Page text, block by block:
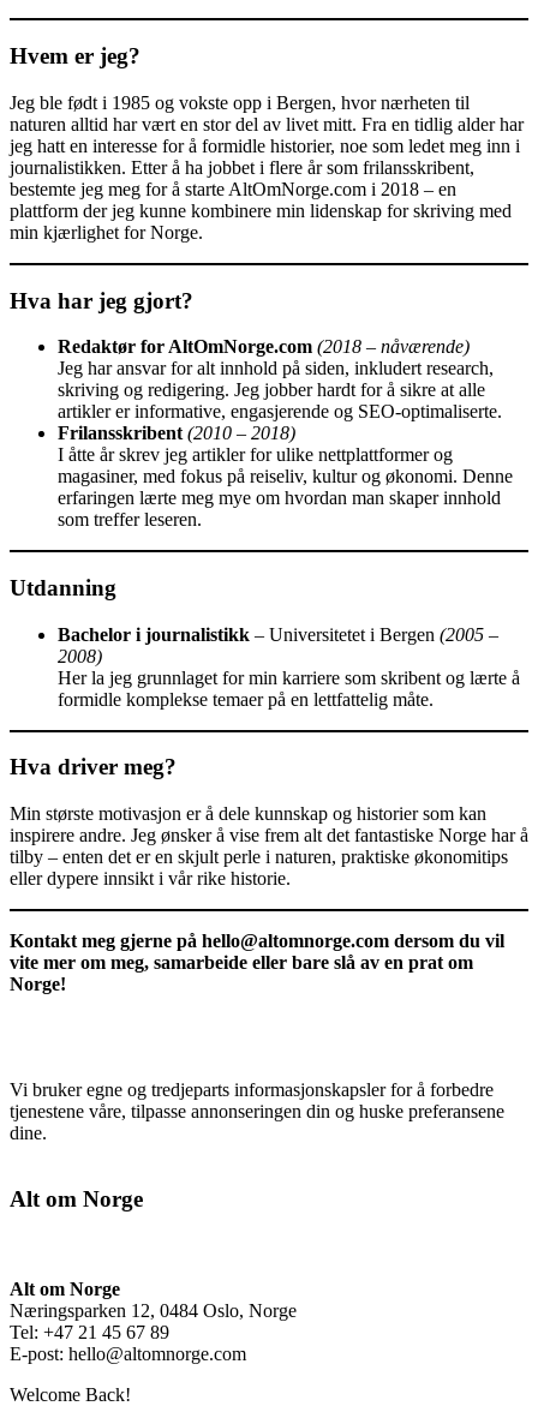
Hvem er jeg?
Jeg ble født i 1985 og vokste opp i Bergen, hvor nærheten til
naturen alltid har vært en stor del av livet mitt. Fra en tidlig alder har
jeg hatt en interesse for å formidle historier, noe som ledet meg inn i
journalistikken. Etter å ha jobbet i flere år som frilansskribent,
bestemte jeg meg for å starte AltOmNorge.com i 2018 – en
plattform der jeg kunne kombinere min lidenskap for skriving med
min kjærlighet for Norge.
Hva har jeg gjort?
Redaktør for AltOmNorge.com (2018 – nåværende)
Jeg har ansvar for alt innhold på siden, inkludert research,
skriving og redigering. Jeg jobber hardt for å sikre at alle
artikler er informative, engasjerende og SEO-optimaliserte.
Frilansskribent (2010 – 2018)
I åtte år skrev jeg artikler for ulike nettplattformer og
magasiner, med fokus på reiseliv, kultur og økonomi. Denne
erfaringen lærte meg mye om hvordan man skaper innhold
som treffer leseren.
Utdanning
Bachelor i journalistikk – Universitetet i Bergen (2005 –
2008)
Her la jeg grunnlaget for min karriere som skribent og lærte å
formidle komplekse temaer på en lettfattelig måte.
Hva driver meg?
Min største motivasjon er å dele kunnskap og historier som kan
inspirere andre. Jeg ønsker å vise frem alt det fantastiske Norge har å
tilby – enten det er en skjult perle i naturen, praktiske økonomitips
eller dypere innsikt i vår rike historie.
Kontakt meg gjerne på hello@altomnorge.com dersom du vil
vite mer om meg, samarbeide eller bare slå av en prat om
Norge!
Vi bruker egne og tredjeparts informasjonskapsler for å forbedre
tjenestene våre, tilpasse annonseringen din og huske preferansene
dine.
Alt om Norge
Alt om Norge
Næringsparken 12, 0484 Oslo, Norge
Tel: +47 21 45 67 89
E-post: hello@altomnorge.com
Welcome Back!